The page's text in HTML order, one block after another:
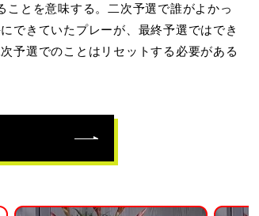
とを意味する。二次予選で誰がよかっ
できていたプレーが、最終予選ではでき
予選でのことはリセットする必要がある